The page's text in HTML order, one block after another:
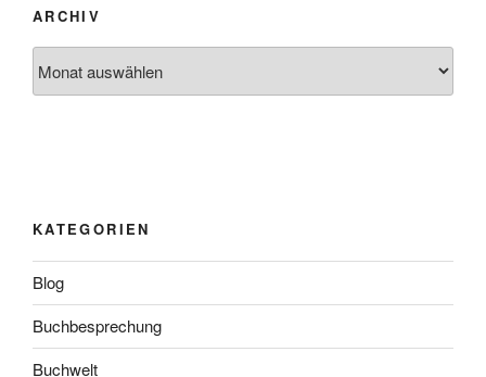
ARCHIV
KATEGORIEN
Blog
Buchbesprechung
Buchwelt